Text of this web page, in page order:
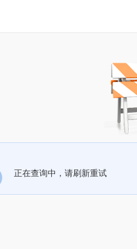
正在查询中，请刷新重试